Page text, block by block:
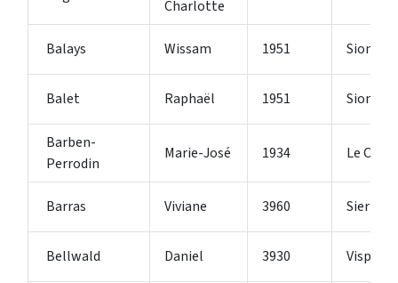
Charlotte
Balays Wissam 1951 Sion
Balet Raphaël 1951 Sion
Barben-
Perrodin
Marie-José 1934 Le
Barras Viviane 3960 Sierre
Bellwald Daniel 3930 Visp